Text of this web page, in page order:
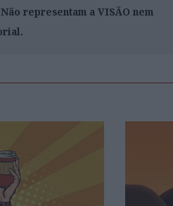
representam a VISÃO nem